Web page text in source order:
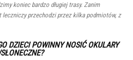
koniec bardzo długiej trasy. Zanim
leczniczy przechodzi przez kilka podmiotów, z
DZIECI POWINNY NOSIĆ OKULARY